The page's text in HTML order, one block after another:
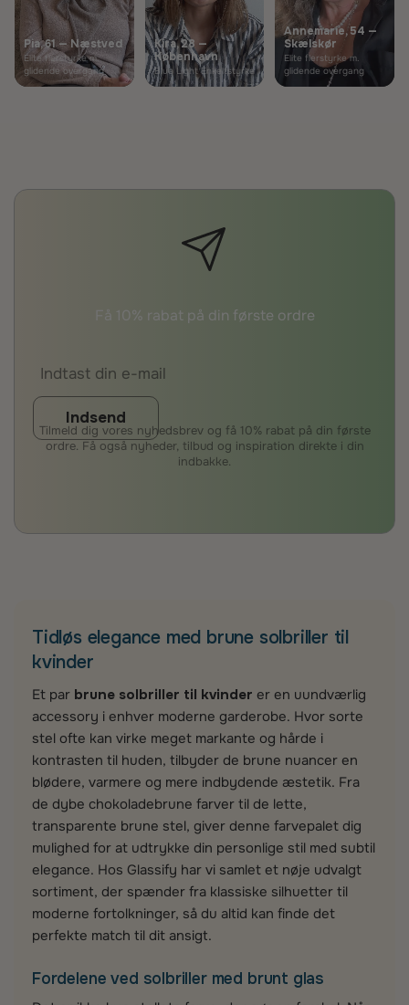
Pia, 61 — Næstved
Elite flerstyrke m.
glidende overgang
Kira, 28 —
København
Blue Light Enkeltstyrke
Annemarie, 54 —
Skælskør
Elite flerstyrke m.
glidende overgang
Få 10% rabat på din første ordre
Indsend
Tilmeld dig vores nyhedsbrev og få 10% rabat på din første
ordre. Få også nyheder, tilbud og inspiration direkte i din
indbakke.
Tidløs elegance med brune solbriller til
kvinder
Et par brune solbriller til kvinder er en uundværlig
accessory i enhver moderne garderobe. Hvor sorte
stel ofte kan virke meget markante og hårde i
kontrasten til huden, tilbyder de brune nuancer en
blødere, varmere og mere indbydende æstetik. Fra
de dybe chokoladebrune farver til de lette,
transparente brune stel, giver denne farvepalet dig
mulighed for at udtrykke din personlige stil med subtil
elegance. Hos Glassify har vi samlet et nøje udvalgt
sortiment, der spænder fra klassiske silhuetter til
moderne fortolkninger, så du altid kan finde det
perfekte match til dit ansigt.
Fordelene ved solbriller med brunt glas